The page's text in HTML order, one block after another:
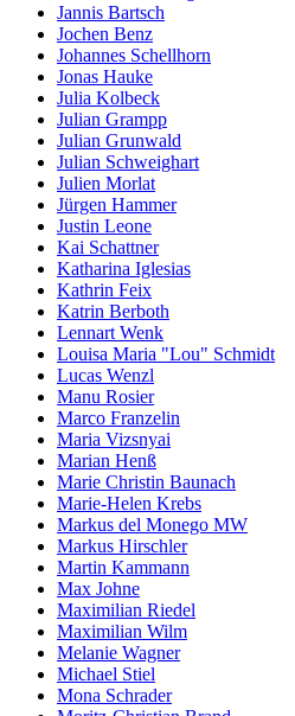
Jannis Bartsch
Jochen Benz
Johannes Schellhorn
Jonas Hauke
Julia Kolbeck
Julian Grampp
Julian Grunwald
Julian Schweighart
Julien Morlat
Jürgen Hammer
Justin Leone
Kai Schattner
Katharina Iglesias
Kathrin Feix
Katrin Berboth
Lennart Wenk
Louisa Maria "Lou" Schmidt
Lucas Wenzl
Manu Rosier
Marco Franzelin
Maria Vizsnyai
Marian Henß
Marie Christin Baunach
Marie-Helen Krebs
Markus del Monego MW
Markus Hirschler
Martin Kammann
Max Johne
Maximilian Riedel
Maximilian Wilm
Melanie Wagner
Michael Stiel
Mona Schrader